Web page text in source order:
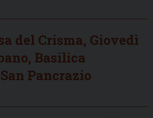
del Crisma, Giovedì
Basilica
Pancrazio